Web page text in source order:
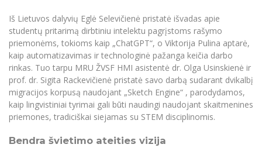
Iš Lietuvos dalyvių Eglė Selevičienė pristatė išvadas apie
studentų pritarimą dirbtiniu intelektu pagrįstoms rašymo
priemonėms, tokioms kaip „ChatGPT“, o Viktorija Pulina aptarė,
kaip automatizavimas ir technologinė pažanga keičia darbo
rinkas. Tuo tarpu MRU ŽVSF HMI asistentė dr. Olga Usinskienė ir
prof. dr. Sigita Rackevičienė pristatė savo darbą sudarant dvikalbį
migracijos korpusą naudojant „Sketch Engine“ , parodydamos,
kaip lingvistiniai tyrimai gali būti naudingi naudojant skaitmenines
priemones, tradiciškai siejamas su STEM disciplinomis.
Bendra švietimo ateities vizija